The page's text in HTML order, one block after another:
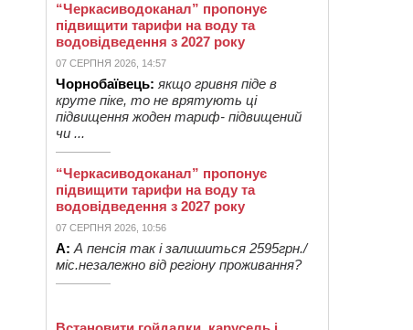
“Черкасиводоканал” пропонує
підвищити тарифи на воду та
водовідведення з 2027 року
07 СЕРПНЯ 2026, 14:57
Чорнобаївець: якщо гривня піде в
круте піке, то не врятують ці
підвищення жоден тариф- підвищений
чи ...
“Черкасиводоканал” пропонує
підвищити тарифи на воду та
водовідведення з 2027 року
07 СЕРПНЯ 2026, 10:56
А: А пенсія так і залишиться 2595грн./
міс.незалежно від регіону проживання?